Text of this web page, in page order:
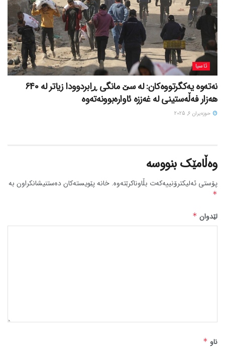
ئاسیا
نەتەوە یەکگرتووەکان: لە سێ مانگی ڕابردوودا زیاتر لە 640
هەزار فەڵەستینی لە غەززە ئاوارەبوونەتەوە
حوزه‌یران 6, 2025
وەڵامێک بنووسە
پۆستی ئەلیکترۆنییەکەت بڵاوناکرێتەوە. خانە پێویستەکان دەستنیشانکراون بە
*
لێدوان *
ناو *